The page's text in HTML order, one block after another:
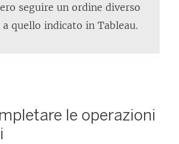
seguire un ordine diverso
quello indicato in Tableau.
le operazioni